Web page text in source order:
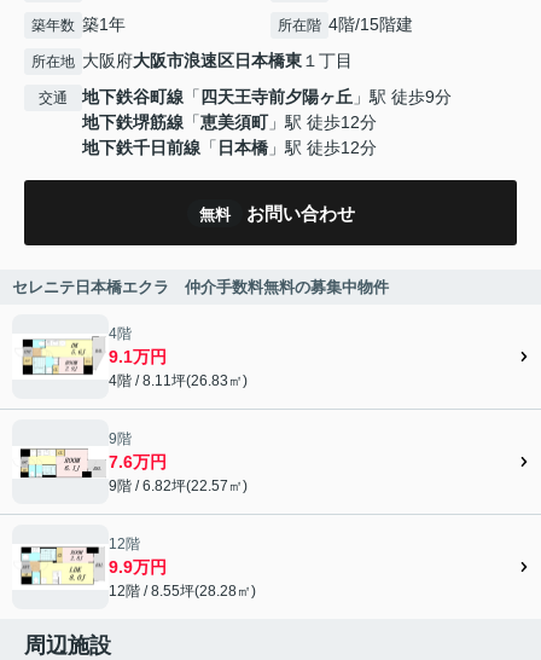
築年数 築1年 所在階 4階/15階建
所在地 大阪府大阪市浪速区日本橋東 １丁目
交通 地下鉄谷町線 「 四天王寺前夕陽ヶ丘 」駅 徒歩9分
地下鉄堺筋線 「恵美須町」駅 徒歩12分
地下鉄千日前線 「 日本橋 」駅 徒歩12分
無料 お問い合わせ
セレニテ日本橋エクラ 仲介手数料無料の募集中物件
4階
9.1万円
4階 / 8.11坪(26.83㎡)
9階
7.6万円
9階 / 6.82坪(22.57㎡)
12階
9.9万円
12階 / 8.55坪(28.28㎡)
周辺施設